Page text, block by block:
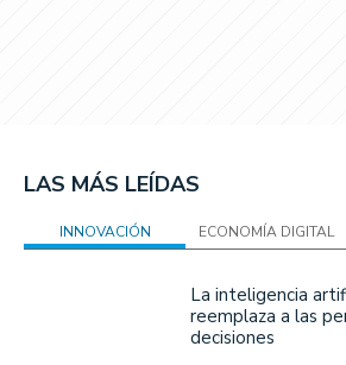
LAS MÁS LEÍDAS
INNOVACIÓN ECONOMÍA DIGITAL
La inteligencia
reemplaza a las
decisiones